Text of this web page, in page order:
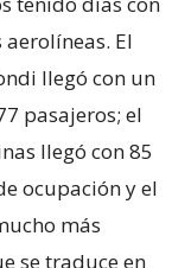
El
llegó con un
pasajeros; el
llegó con 85
ocupación y el
más
se traduce en